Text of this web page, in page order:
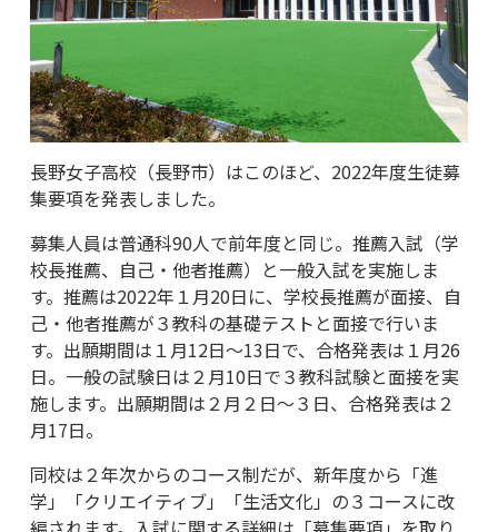
長野女子高校（長野市）はこのほど、2022年度生徒募
集要項を発表しました。
募集人員は普通科90人で前年度と同じ。推薦入試（学
校長推薦、自己・他者推薦）と一般入試を実施しま
す。推薦は2022年１月20日に、学校長推薦が面接、自
己・他者推薦が３教科の基礎テストと面接で行いま
す。出願期間は１月12日～13日で、合格発表は１月26
日。一般の試験日は２月10日で３教科試験と面接を実
施します。出願期間は２月２日～３日、合格発表は２
月17日。
同校は２年次からのコース制だが、新年度から「進
学」「クリエイティブ」「生活文化」の３コースに改